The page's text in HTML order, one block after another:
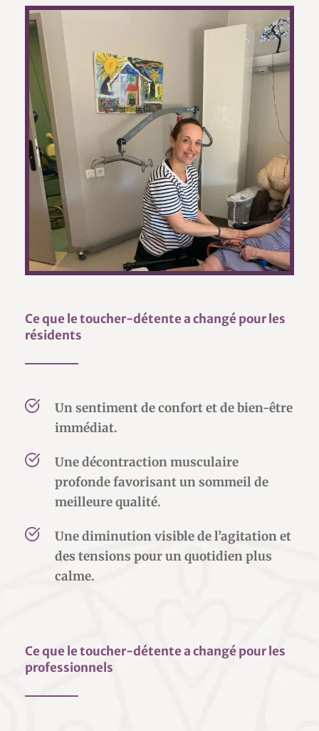
Ce que le toucher-détente a changé pour les
résidents
Un sentiment de confort et de bien-être
immédiat.
Une décontraction musculaire
profonde favorisant un sommeil de
meilleure qualité.
Une diminution visible de l’agitation et
des tensions pour un quotidien plus
calme.
Ce que le toucher-détente a changé pour les
professionnels